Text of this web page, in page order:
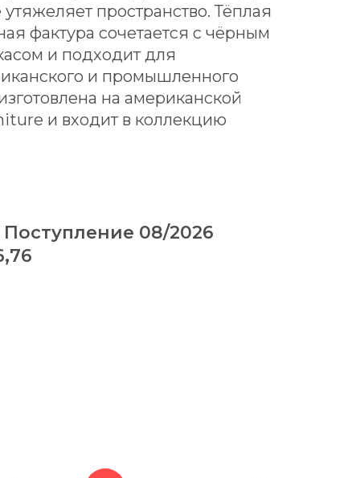
пространство. Тёплая
фактура сочетается с чёрным
и подходит для
и промышленного
на американской
и входит в коллекцию
из массива и инженерной
из металла с чёрной
полок расположены под
08/2026